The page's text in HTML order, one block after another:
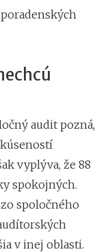
audit pozná,
vyplýva, že 88
spokojných.
spoločného
v inej oblasti.